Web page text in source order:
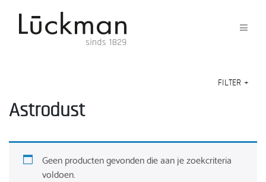
FILTER +
Astrodust
Geen producten gevonden die aan je zoekcriteria
voldoen.